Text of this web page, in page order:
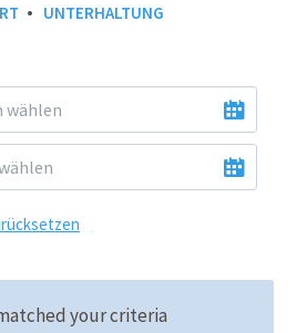
UNTERHALTUNG
your criteria